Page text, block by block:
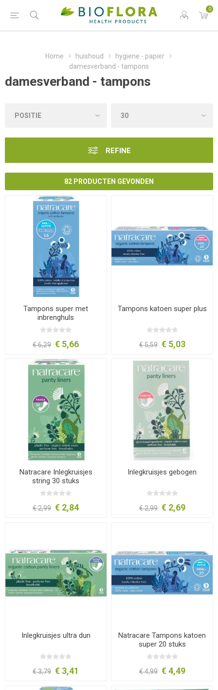
0
Home huishoud
hygiene - papier
damesverband - tampons
damesverband - tampons
REFINE
82 PRODUCTEN GEVONDEN
Tampons super met
inbrenghuls
€ 6,29 € 5,66
Tampons katoen super plus
€ 5,59 € 5,03
Natracare Inlegkruisjes
string 30 stuks
€ 2,99 € 2,84
Inlegkruisjes gebogen
€ 2,99 € 2,69
Inlegkruisjes ultra dun
€ 3,79 € 3,41
Natracare Tampons katoen
super 20 stuks
€ 4,99 € 4,49